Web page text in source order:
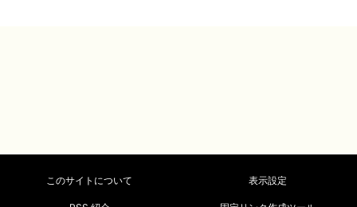
このサイトについて 表示設定